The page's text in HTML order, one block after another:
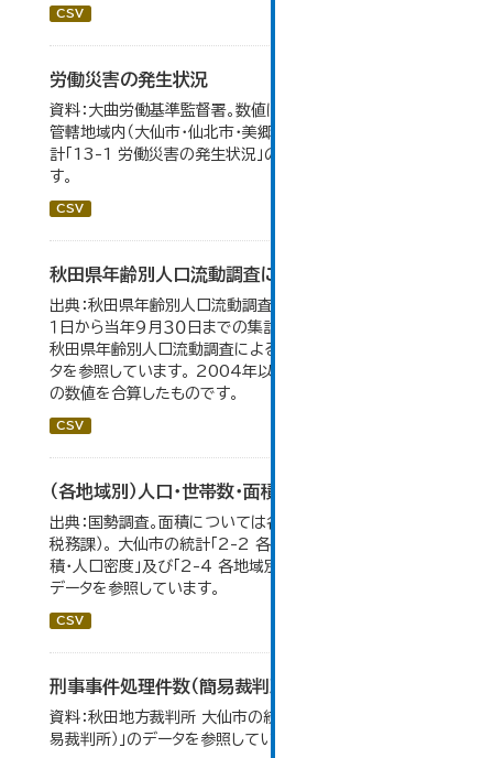
CSV
労働災害の発生状況
資料：大曲労働基準監督署。数値は大曲労働基準監督署の
管轄地域内（大仙市・仙北市・美郷町）の合計。 大仙市の統
計「13-1 労働災害の発生状況」のデータを参照していま
す。
CSV
秋田県年齢別人口流動調査による人口動態の推移
出典：秋田県年齢別人口流動調査。 各年ともに、前年１０月
１日から当年９月３０日までの集計。 大仙市の統計「2-10
秋田県年齢別人口流動調査による人口動態の推移」のデー
タを参照しています。 2004年以前の数値は合併前市町村
の数値を合算したものです。
CSV
（各地域別）人口・世帯数・面積・人口密度
出典：国勢調査。面積については各年１月１日時点（大仙市
税務課）。 大仙市の統計「2-2 各地域別人口・人口増減・面
積・人口密度」及び「2-4 各地域別人口・世帯数の推移」の
データを参照しています。
CSV
刑事事件処理件数（簡易裁判所）
資料：秋田地方裁判所 大仙市の統計「12-14民事事件（簡
易裁判所）」のデータを参照しています。